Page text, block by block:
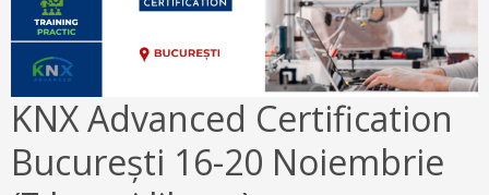
KNX Advanced Certification
București 16-20 Noiembrie